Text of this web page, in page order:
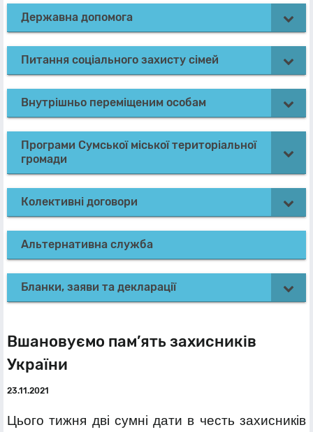
Державна допомога
Питання соціального захисту сімей
Внутрішньо переміщеним особам
Програми Сумської міської територіальної
громади
Колективні договори
Альтернативна служба
Бланки, заяви та декларації
Вшановуємо пам’ять захисників
України
23.11.2021
Цього тижня дві сумні дати в честь захисників